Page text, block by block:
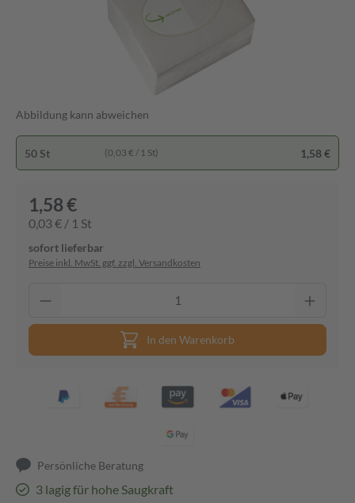
Abbildung kann abweichen
50 St (0,03 € / 1 St) 1,58 €
1,58 €
0,03 € / 1 St
sofort lieferbar
Preise inkl. MwSt. ggf. zzgl. Versandkosten
In den Warenkorb
Persönliche Beratung
3 lagig für hohe Saugkraft